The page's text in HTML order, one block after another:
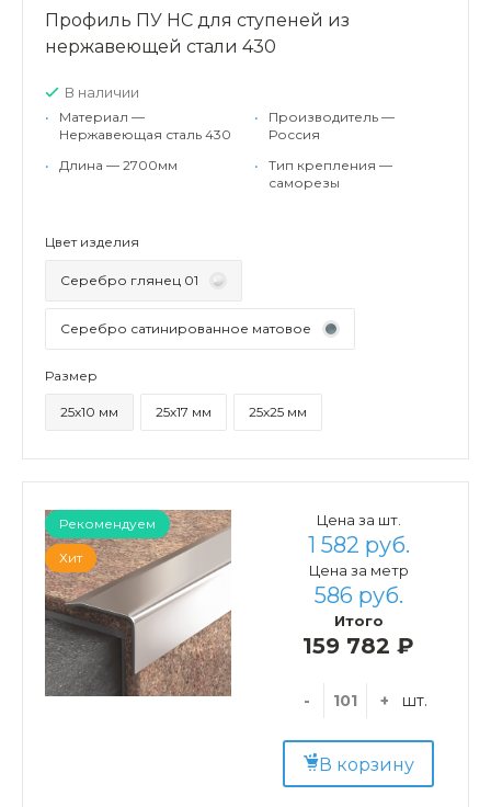
Профиль ПУ НС для ступеней из
нержавеющей стали 430
В наличии
•
Материал —
Нержавеющая сталь 430
•
Длина — 2700мм
•
Производитель —
Россия
•
Тип крепления —
саморезы
Цвет изделия
Серебро глянец 01
Серебро сатинированное матовое
Размер
25х10 мм 25х17 мм 25х25 мм
Рекомендуем
Хит
Цена за шт.
1 582 руб.
Цена за метр
586 руб.
Итого
159 782 ₽
- + шт.
В корзину